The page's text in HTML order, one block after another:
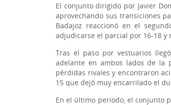
El conjunto dirigido por Javier
aprovechando sus transiciones
Badajoz reaccionó en el
adjudicarse el parcial por 16-18 y
Tras el paso por vestuarios
adelante en ambos lados de la
pérdidas rivales y encontraron
15 que dejó muy encarrilado el
En el último periodo, el conjunto